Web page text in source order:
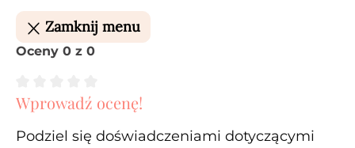
Zamknij menu
Oceny 0 z 0
Średnia ocena 0 z 5 gwiazdek
Wprowadź ocenę!
Podziel się doświadczeniami dotyczącymi